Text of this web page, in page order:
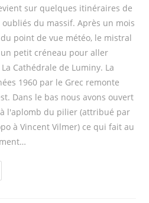
sur quelques itinéraires de
du massif. Après un mois
point de vue météo, le mistral
petit créneau pour aller
Cathédrale de Luminy. La
1960 par le Grec remonte
Dans le bas nous avons ouvert
l'aplomb du pilier (attribué par
à Vincent Vilmer) ce qui fait au
à